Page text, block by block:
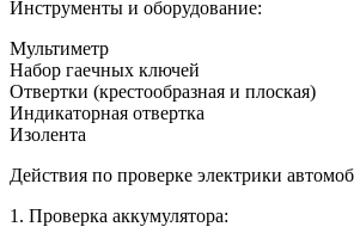
Инструменты и оборудование:
Мультиметр
Набор гаечных ключей
Отвертки (крестообразная и плоская)
Индикаторная отвертка
Изолента
Действия по проверке электрики
1. Проверка аккумулятора: